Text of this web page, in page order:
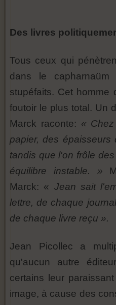
Des livres
Tous ceux qui
dans le
stupéfaits. Cet homme
foutoir le plus total. Un
Marck raconte: «
papier, des épaisseurs
tandis que l'on frôle
équilibre instable. »
Marck: « Jean sait
lettre, de chaque
de chaque livre reçu ».
Jean Picollec a
qu'aucun autre
certains leur
image, à cause des